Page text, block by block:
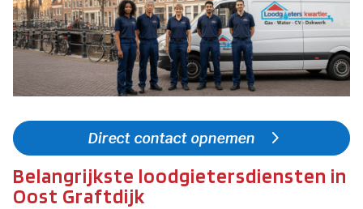
Direct contact opnemen
Belangrijkste loodgietersdiensten in
Oost Graftdijk